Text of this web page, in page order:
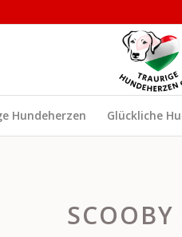
Hundeherzen Glückliche